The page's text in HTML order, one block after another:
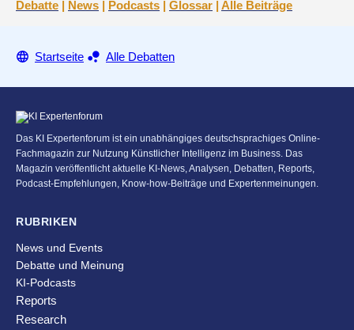
Debatte | News | Podcasts | Glossar | Alle Beiträge
Startseite Alle Debatten
Das KI Expertenforum ist ein unabhängiges deutschsprachiges Online-
Fachmagazin zur Nutzung Künstlicher Intelligenz im Business. Das
Magazin veröffentlicht aktuelle KI-News, Analysen, Debatten, Reports,
Podcast-Empfehlungen, Know-how-Beiträge und Expertenmeinungen.
RUBRIKEN
News und Events
Debatte und Meinung
KI-Podcasts
Reports
Research